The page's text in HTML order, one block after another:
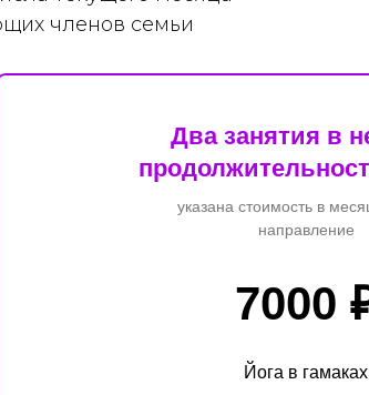
членов семьи
Два занятия в
указана стоимость в
направление
7000
Йога в гамаках